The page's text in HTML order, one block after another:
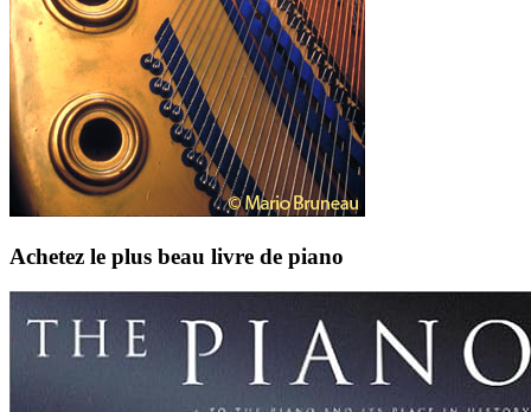
Achetez le plus beau livre de piano